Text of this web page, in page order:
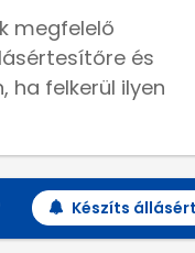
megfelelő
és
ha felkerül ilyen
Készíts